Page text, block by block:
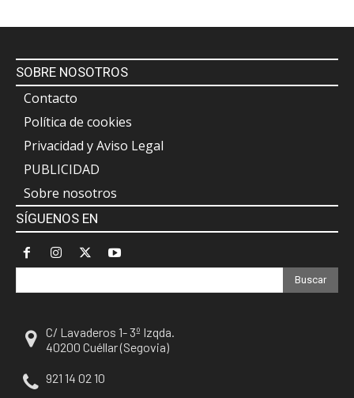
SOBRE NOSOTROS
Contacto
Política de cookies
Privacidad y Aviso Legal
PUBLICIDAD
Sobre nosotros
SÍGUENOS EN
Buscar
C/ Lavaderos 1- 3º Izqda.
40200 Cuéllar (Segovia)
921 14 02 10